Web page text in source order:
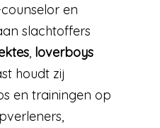
en
slachtoffers
loverboys
houdt zij
en trainingen op